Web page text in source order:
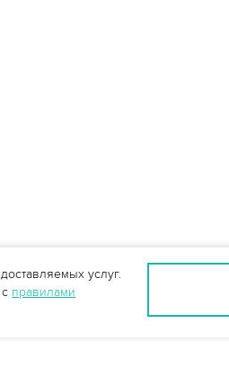
услуг.
правилами